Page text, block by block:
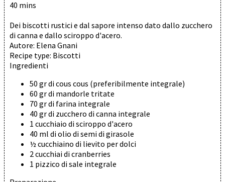
40 mins
Dei biscotti rustici e dal sapore intenso dato dallo zucchero
di canna e dallo sciroppo d'acero.
Autore: Elena Gnani
Recipe type: Biscotti
Ingredienti
50 gr di cous cous (preferibilmente integrale)
60 gr di mandorle tritate
70 gr di farina integrale
40 gr di zucchero di canna integrale
1 cucchiaio di sciroppo d'acero
40 ml di olio di semi di girasole
½ cucchiaino di lievito per dolci
2 cucchiai di cranberries
1 pizzico di sale integrale